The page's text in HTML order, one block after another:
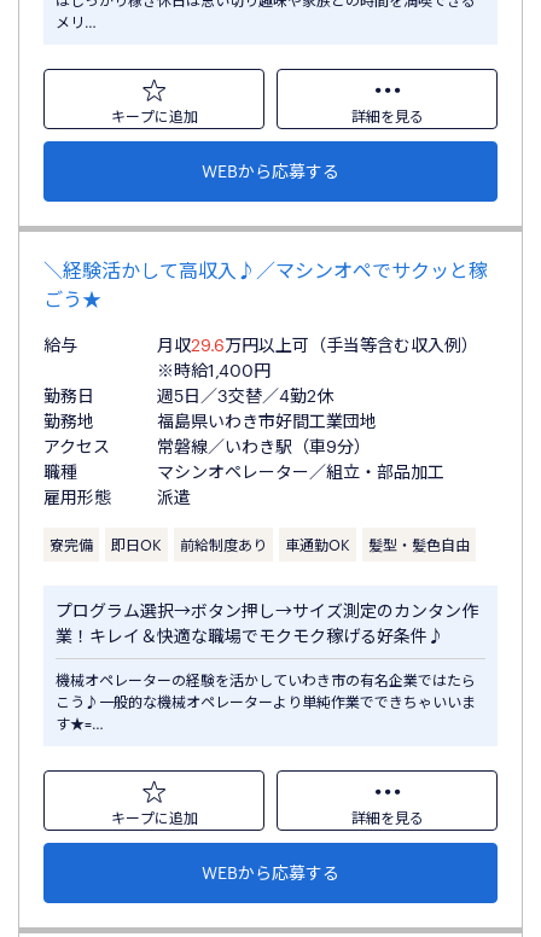
メリ…
キープに追加 詳細を見る
WEBから応募する
＼経験活かして高収入♪／マシンオペでサクッと稼
ごう★
給与 月収29.6万円以上可（手当等含む収入例）
※時給1,400円
勤務日
週5日／3交替／4勤2休
勤務地
福島県いわき市好間工業団地
アクセス
常磐線／いわき駅（車9分）
職種
マシンオペレーター／組立・部品加工
雇用形態
派遣
寮完備 即日OK 前給制度あり 車通勤OK 髪型・髪色自由
プログラム選択→ボタン押し→サイズ測定のカンタン作
業！キレイ＆快適な職場でモクモク稼げる好条件♪
機械オペレーターの経験を活かしていわき市の有名企業ではたら
こう♪一般的な機械オペレーターより単純作業でできちゃいいま
す★=…
キープに追加 詳細を見る
WEBから応募する